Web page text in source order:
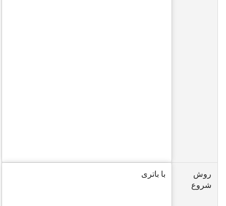
روش
شروع
با باتری